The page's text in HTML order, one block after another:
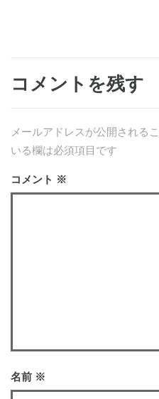
コメントを残す
メールアドレスが公開される
いる欄は必須項目です
コメント ※
名前 ※